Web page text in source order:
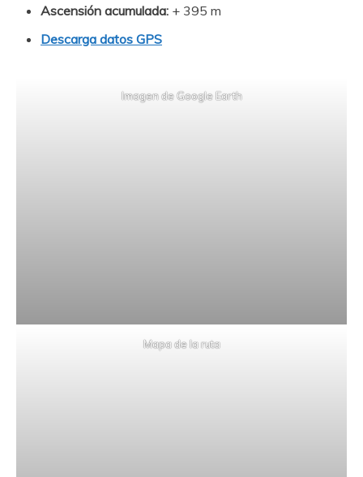
Ascensión acumulada: + 395 m
Descarga datos GPS
Imagen de Google Earth
Mapa de la ruta